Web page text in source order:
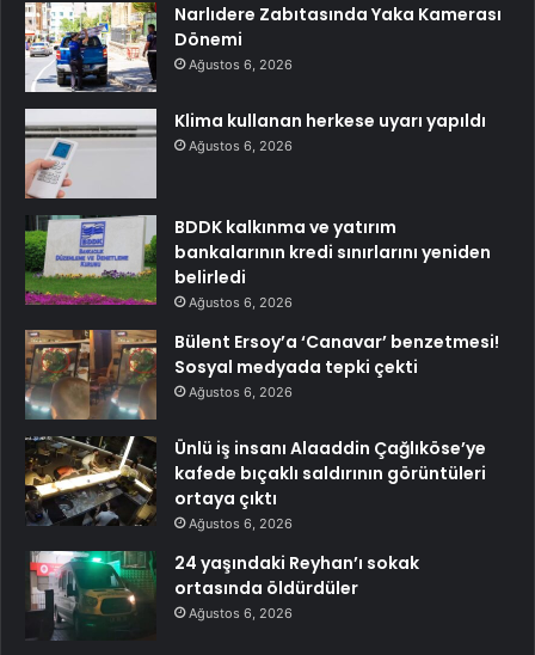
Narlıdere Zabıtasında Yaka Kamerası
Dönemi
Ağustos 6, 2026
Klima kullanan herkese uyarı yapıldı
Ağustos 6, 2026
BDDK kalkınma ve yatırım
bankalarının kredi sınırlarını yeniden
belirledi
Ağustos 6, 2026
Bülent Ersoy’a ‘Canavar’ benzetmesi!
Sosyal medyada tepki çekti
Ağustos 6, 2026
Ünlü iş insanı Alaaddin Çağlıköse’ye
kafede bıçaklı saldırının görüntüleri
ortaya çıktı
Ağustos 6, 2026
24 yaşındaki Reyhan’ı sokak
ortasında öldürdüler
Ağustos 6, 2026